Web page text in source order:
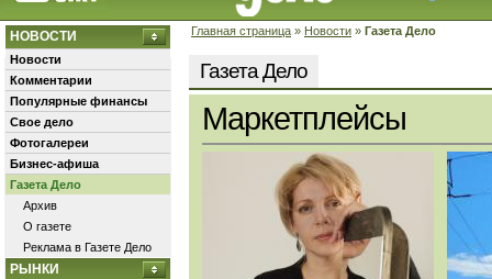
Главная страница » Новости » Газета Дело
НОВОСТИ
Новости
Комментарии
Популярные финансы
Свое дело
Фотогалереи
Бизнес-афиша
Газета Дело
Архив
О газете
Реклама в Газете Дело
РЫНКИ
Газета Дело
Маркетплейсы